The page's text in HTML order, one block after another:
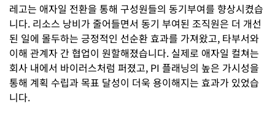
레고는 애자일 전환을 통해 구성원들의 동기부여를 향상시켰습
니다. 리소스 낭비가 줄어들면서 동기 부여된 조직원은 더 개선
된 일에 몰두하는 긍정적인 선순환 효과를 가져왔고, 타부서와
이해 관계자 간 협업이 원할해졌습니다. 실제로 애자일 컬쳐는
회사 내에서 바이러스처럼 퍼졌고, PI 플래닝의 높은 가시성을
통해 계획 수립과 목표 달성이 더욱 용이해지는 효과가 있었습
니다.